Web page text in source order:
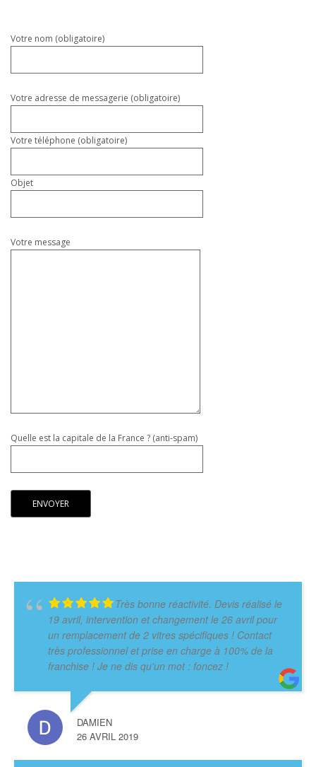
Veuillez
vide.
Votre nom (obligatoire)
Votre adresse de messagerie (obligatoire)
Votre téléphone (obligatoire)
Objet
Votre message
Quelle est la capitale de la France ? (anti-spam)
Très bonne réactivité. Devis réalisé le
19 avril, intervention et changement le 26 avril pour
un remplacement de 2 vitres spécifiques ! Contact
très professionnel et prise en charge à 100% de la
franchise ! Je ne dis qu'un mot : foncez !
DAMIEN
26 AVRIL 2019